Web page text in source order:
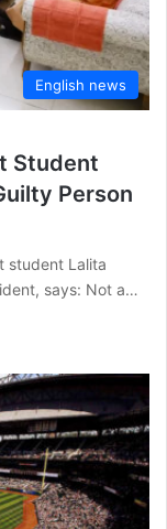
English news
Student
Person
student Lalita
says: Not a…